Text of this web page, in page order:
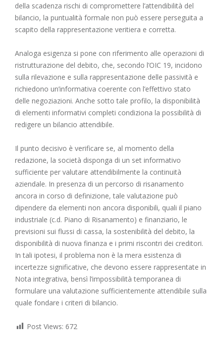
della scadenza rischi di compromettere l’attendibilità del
bilancio, la puntualità formale non può essere perseguita a
scapito della rappresentazione veritiera e corretta.
Analoga esigenza si pone con riferimento alle operazioni di
ristrutturazione del debito, che, secondo l’OIC 19, incidono
sulla rilevazione e sulla rappresentazione delle passività e
richiedono un’informativa coerente con l’effettivo stato
delle negoziazioni. Anche sotto tale profilo, la disponibilità
di elementi informativi completi condiziona la possibilità di
redigere un bilancio attendibile.
Il punto decisivo è verificare se, al momento della
redazione, la società disponga di un set informativo
sufficiente per valutare attendibilmente la continuità
aziendale. In presenza di un percorso di risanamento
ancora in corso di definizione, tale valutazione può
dipendere da elementi non ancora disponibili, quali il piano
industriale (c.d. Piano di Risanamento) e finanziario, le
previsioni sui flussi di cassa, la sostenibilità del debito, la
disponibilità di nuova finanza e i primi riscontri dei creditori.
In tali ipotesi, il problema non è la mera esistenza di
incertezze significative, che devono essere rappresentate in
Nota integrativa, bensì l’impossibilità temporanea di
formulare una valutazione sufficientemente attendibile sulla
quale fondare i criteri di bilancio.
Post Views: 672